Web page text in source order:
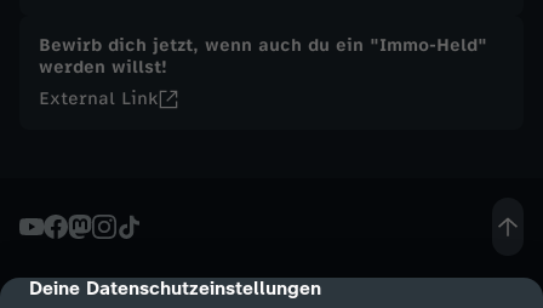
cmp-dialog-description
Deine Datenschutzeinstellungen
g
v
Bewirb dich jetzt, wenn auch du ein "Immo-Held"
werden willst!
External Link